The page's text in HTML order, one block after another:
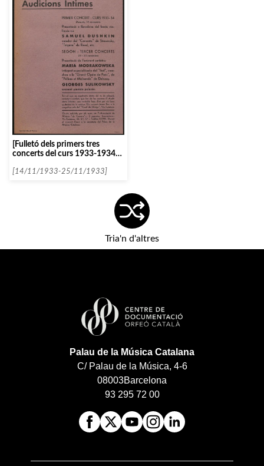
[Fulletó dels primers tres
concerts del curs 1933-1934
Audicions Intimes]
[14/11/1933-25/11/1933]
Tria'n d'altres
Palau de la Música Catalana
C/ Palau de la Música, 4-6
08003Barcelona
93 295 72 00